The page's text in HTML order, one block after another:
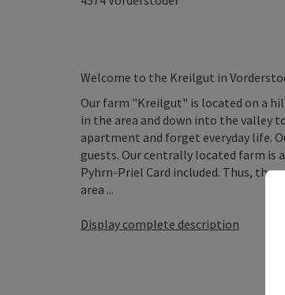
Welcome to the Kreilgut in
Our farm "Kreilgut" is located on a
in the area and down into the valley
apartment and forget everyday life.
guests. Our centrally located farm
Pyhrn-Priel Card included. Thus,
area ...
Display complete description